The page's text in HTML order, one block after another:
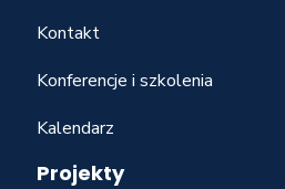
Kontakt
Konferencje i szkolenia
Kalendarz
Projekty